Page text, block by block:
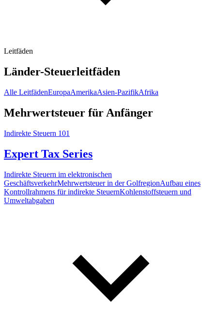
Leitfäden
Länder-Steuerleitfäden
Alle LeitfädenEuropaAmerikaAsien-PazifikAfrika
Mehrwertsteuer für Anfänger
Indirekte Steuern 101
Expert Tax Series
Indirekte Steuern im elektronischen
GeschäftsverkehrMehrwertsteuer in der GolfregionAufbau eines
Kontrollrahmens für indirekte SteuernKohlenstoffsteuern und
Umweltabgaben